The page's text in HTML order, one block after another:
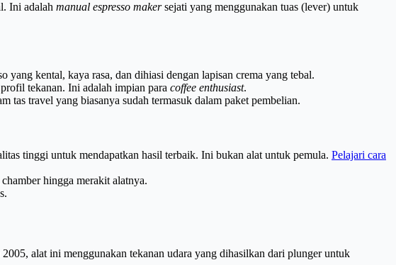
Ini adalah manual espresso makersejati yang menggunakan tuas (lever) untuk
yang kental, kaya rasa, dan dihiasi dengan lapisan crema yang tebal.
tekanan. Ini adalah impian para coffee enthusiast.
tas travel yang biasanya sudah termasuk dalam paket pembelian.
tinggi untuk mendapatkan hasil terbaik. Ini bukan alat untuk pemula. Pelajari cara
hingga merakit alatnya.
alat ini menggunakan tekanan udara yang dihasilkan dari plunger untuk